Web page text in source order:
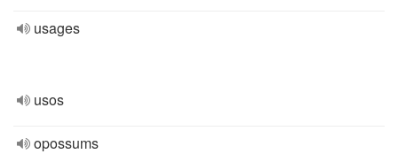
usages
usos
opossums